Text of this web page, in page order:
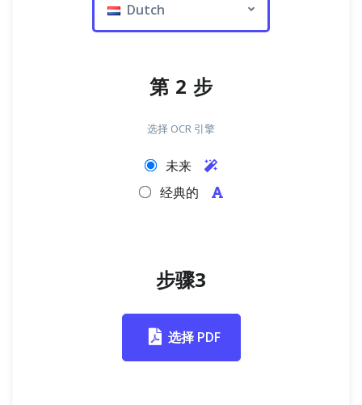
Dutch
第 2 步
选择 OCR 引擎
未来
经典的
步骤3
选择 PDF